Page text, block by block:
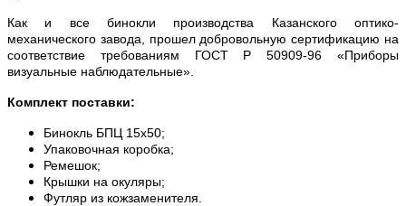
Как и все бинокли производства Казанского оптико-
механического завода, прошел добровольную сертификацию на
соответствие требованиям ГОСТ Р 50909-96 «Приборы
визуальные наблюдательные».
Комплект поставки:
Бинокль БПЦ 15х50;
Упаковочная коробка;
Ремешок;
Крышки на окуляры;
Футляр из кожзаменителя.